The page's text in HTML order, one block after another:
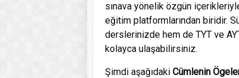
sınava yönelik özgün
eğitim platformlarından biridir.
derslerinizde hem de TYT ve
kolayca ulaşabilirsiniz.
Şimdi aşağıdaki Cümlenin